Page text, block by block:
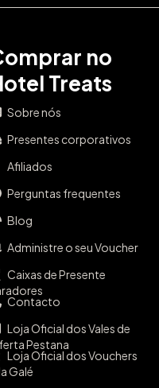
no
Treats
Sobre nós
Presentes corporativos
Afiliados
Perguntas frequentes
Blog
Administre o seu Voucher
Caixas de Presente
Contacto
Loja Oficial dos Vales de
Pestana
Loja Oficial dos Vouchers
Galé